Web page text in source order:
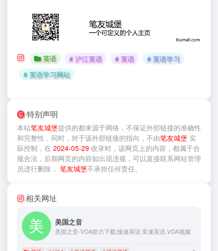
英语 # 沪江英语 # 英语
# 英语学习
# 英语学习网站
特别声明
本站笔友城堡提供的都来源于网络，不保证外部链接的准确性
和完整性，同时，对于该外部链接的指向，不由笔友城堡 实
际控制，在 2024-05-29 收录时，该网页上的内容，都属于合
规合法，后期网页的内容如出现违规，可以直接联系网站管理
员进行删除， 笔友城堡不承担任何责任。
相关网址
美国之音
美国之音-VOA听力下载,慢速英语,常速英语,VOA视频